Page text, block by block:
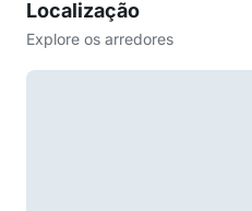
Localização
Explore os arredores